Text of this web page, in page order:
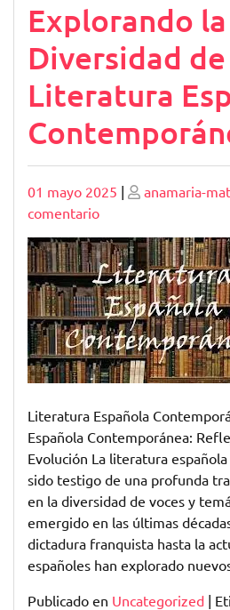
Explorando la
Diversidad
Literatura
Publicado
01 mayo 2025 | Publicado
anamaria-
comentarioen
Explorando
la
Diversidad
de
la
Literatura
Española
Contemporánea
Literatura Española
Española Contemporánea:
Evolución La literatura
sido testigo de una profunda
en la diversidad de voces y
emergido en las últimas
dictadura franquista hasta la
españoles han explorado
Publicado en Uncategorized |